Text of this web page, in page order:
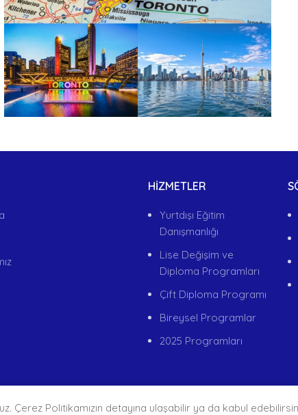
HIZMETLER
Yurtdışı Eğitim
Danışmanlığı
Lise Değişim ve
Diploma Programları
Çift Diploma Programı
Bireysel Programlar
2025 Programları
2022 Tüm Hakları Saklıdır. Designed byArisdot Web
Çerez Politikamızın detayına ulaşabilir ya da kabul